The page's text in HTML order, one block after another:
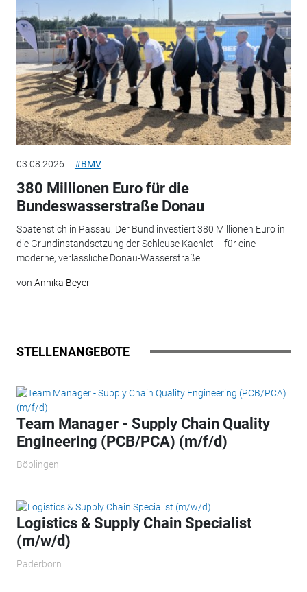
03.08.2026 #BMV
380 Millionen Euro für die
Bundeswasserstraße Donau
Spatenstich in Passau: Der Bund investiert 380 Millionen Euro in
die Grundinstandsetzung der Schleuse Kachlet – für eine
moderne, verlässliche Donau-Wasserstraße.
von Annika Beyer
STELLENANGEBOTE
Team Manager - Supply Chain Quality
Engineering (PCB/PCA) (m/f/d)
Böblingen
Logistics & Supply Chain Specialist
(m/w/d)
Paderborn